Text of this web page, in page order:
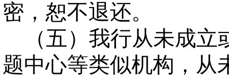
密，恕不退还。
（五）我行从未成
题中心等类似机构，从